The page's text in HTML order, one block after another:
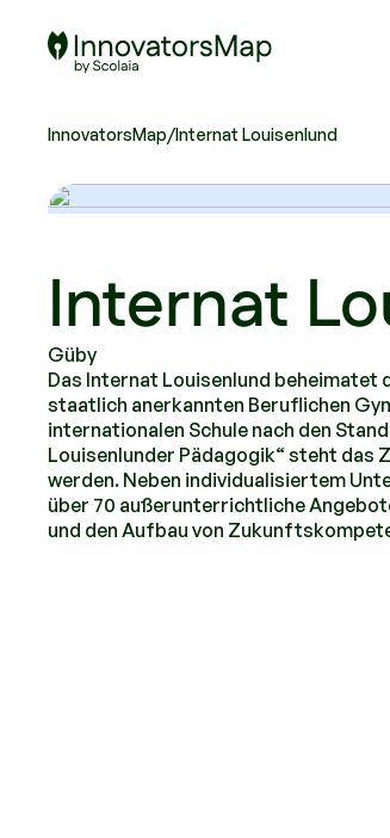
InnovatorsMap/Internat Louisenlund
Internat
Güby
Das Internat Louisenlund beheimatet
staatlich anerkannten Beruflichen
internationalen Schule nach den
Louisenlunder Pädagogik“ steht das
werden. Neben individualisiertem
über 70 außerunterrichtliche
und den Aufbau von